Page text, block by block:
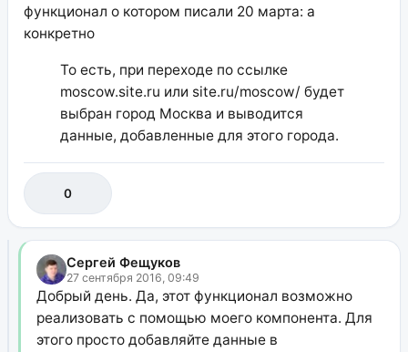
функционал о котором писали 20 марта: а
конкретно
То есть, при переходе по ссылке
moscow.site.ru или site.ru/moscow/ будет
выбран город Москва и выводится
данные, добавленные для этого города.
0
Сергей Фещуков
27 сентября 2016, 09:49
Добрый день. Да, этот функционал возможно
реализовать с помощью моего компонента. Для
этого просто добавляйте данные в